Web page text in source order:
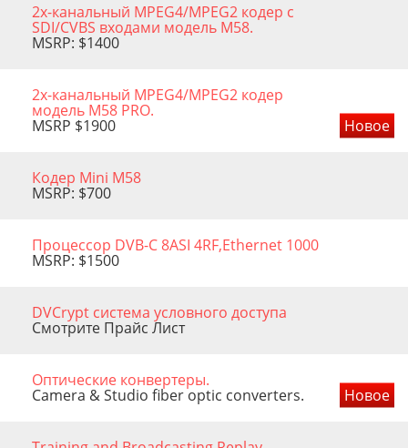
2х-канальный MPEG4/MPEG2 кодер c
SDI/CVBS входами модель М58.
MSRP: $1400
2х-канальный MPEG4/MPEG2 кодер
модель М58 PRO.
MSRP $1900 Новое
Кодер Mini M58
MSRP: $700
Процессор DVB-C 8ASI 4RF,Ethernet 1000
MSRP: $1500
DVCrypt система условного доступа
Смотрите Прайс Лист
Оптические конвертеры.
Camera & Studio fiber optic converters. Новое